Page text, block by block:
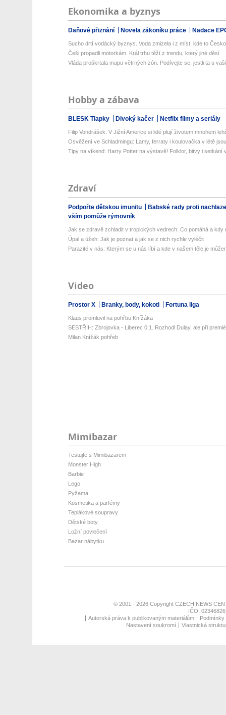
Ekonomika a byznys
Daňové přiznání Novela zákoníku práce Nadace
Sucho drtí vodácký byznys. Voda zmizela i z míst, kde to
Češi propadli motorkám. Král trhu těží z trendu, který jiné děsí
Vláda proškrtala mapu větrných zón. Podívejte se, jestli ta u
Hobby a zábava
BLESK Tlapky Divoký kačer Netflix filmy a seriály
Filip Vondrášek: V Jižní Americe si lidé plují životem mnohem
Osvěžení ve Schladmingu: Lamy, ferraty i koulovačka v létě
Tipy na víkend: Harry Potter na výstavě! Folklor, bitvy i setkání
Zdraví
Podpořte dětskou imunitu
Babské rady proti
vším pomůže rýmovník
Jak se zdravě zchladit v tropických vedrech: Co pomáhá a kdy
Úpal a úžeh: Jak je poznat a jak se z nich rychle vyléčit
Parazité v nás: Kterým se u nás líbí a kde v našem těle je
Video
Prostor X Branky, body, kokoti Fortuna liga
Klaus promluvil na pohřbu Knížáka
SESTŘIH: Zbrojovka - Liberec 0:1. Rozhodl Dulay, ale při
Milan Knížák pohřeb
Mimibazar
Testujte s Mimibazarem
Monster High
Barbie
Lego
Pyžama
Kosmetika a parfémy
Teplákové soupravy
Dětské boty
Ložní povlečení
Bazar nábytku
© 2001 - 2026 Copyright CZECH NEWS
IČO:
Autorská práva k publikovaným materiálům
Nastavení soukromí
Vlastnická